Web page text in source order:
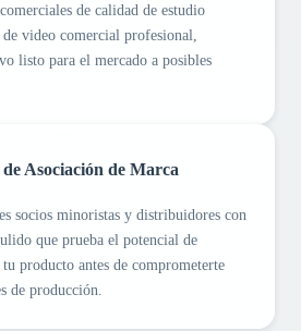
de calidad de estudio
video comercial profesional,
listo para el mercado a posibles
Asociación de Marca
socios minoristas y distribuidores con
que prueba el potencial de
producto antes de comprometerte
de producción.